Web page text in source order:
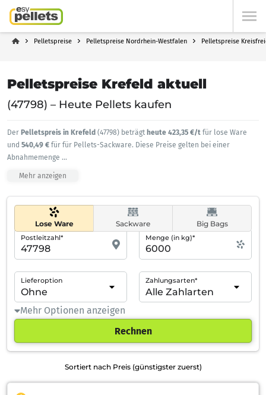
Pelletspreise Pelletspreise Nordrhein-Westfalen Pelletspreise
Pelletspreise Krefeld aktuell
(47798) – Heute Pellets kaufen
Der Pelletspreis in Krefeld (47798) beträgt heute 423,35 €/t für lose Ware
und 540,49 € für für Pellets-Sackware. Diese Preise gelten bei einer
Abnahmemenge ...
Mehr anzeigen
Lose Ware Sackware Big Bags
Postleitzahl* Menge (in kg)*
Lieferoption Zahlungsarten*
Mehr Optionen anzeigen
Rechnen
Sortiert nach Preis (günstigster zuerst)